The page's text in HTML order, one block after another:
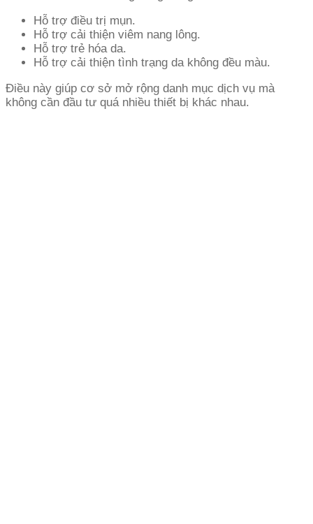
Hỗ trợ điều trị mụn.
Hỗ trợ cải thiện viêm nang lông.
Hỗ trợ trẻ hóa da.
Hỗ trợ cải thiện tình trạng da không đều màu.
Điều này giúp cơ sở mở rộng danh mục dịch vụ mà
không cần đầu tư quá nhiều thiết bị khác nhau.